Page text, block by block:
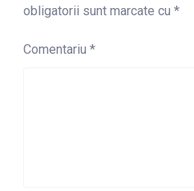
obligatorii sunt marcate cu *
Comentariu *